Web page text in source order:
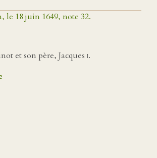
le 18 juin 1649, note 32.
et son père, Jacques i.